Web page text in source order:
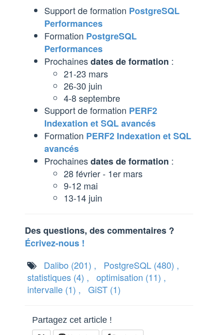
Support de formation PostgreSQL
Performances
Formation PostgreSQL
Performances
Prochainesdates de formation :
21-23 mars
26-30 juin
4-8 septembre
Support de formation PERF2
Indexation et SQL avancés
Formation PERF2 Indexation et SQL
avancés
Prochainesdates de formation :
28 février - 1er mars
9-12 mai
13-14 juin
Des questions, des commentaires ?
Écrivez-nous !
Dalibo (201) , PostgreSQL (480) ,
statistiques (4) , optimisation (11) ,
intervalle (1) , GiST (1)
Partagez cet article !